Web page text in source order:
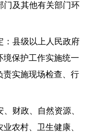
门及其他有关部门环
：县级以上人民政府
保护工作实施统一
责实施现场检查、行
财政、自然资源、
农村、卫生健康、